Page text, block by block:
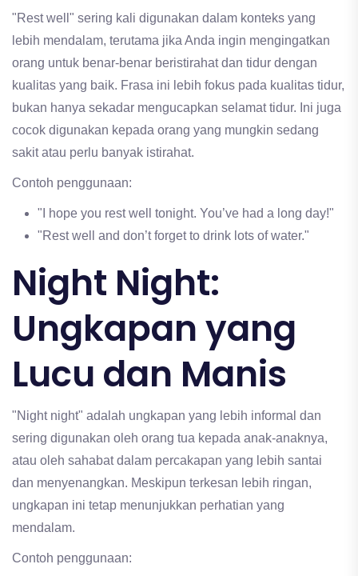
"Rest well" sering kali digunakan dalam konteks yang
lebih mendalam, terutama jika Anda ingin mengingatkan
orang untuk benar-benar beristirahat dan tidur dengan
kualitas yang baik. Frasa ini lebih fokus pada kualitas tidur,
bukan hanya sekadar mengucapkan selamat tidur. Ini juga
cocok digunakan kepada orang yang mungkin sedang
sakit atau perlu banyak istirahat.
Contoh penggunaan:
"I hope you rest well tonight. You’ve had a long day!"
"Rest well and don’t forget to drink lots of water."
Night Night:
Ungkapan yang
Lucu dan Manis
"Night night" adalah ungkapan yang lebih informal dan
sering digunakan oleh orang tua kepada anak-anaknya,
atau oleh sahabat dalam percakapan yang lebih santai
dan menyenangkan. Meskipun terkesan lebih ringan,
ungkapan ini tetap menunjukkan perhatian yang
mendalam.
Contoh penggunaan: